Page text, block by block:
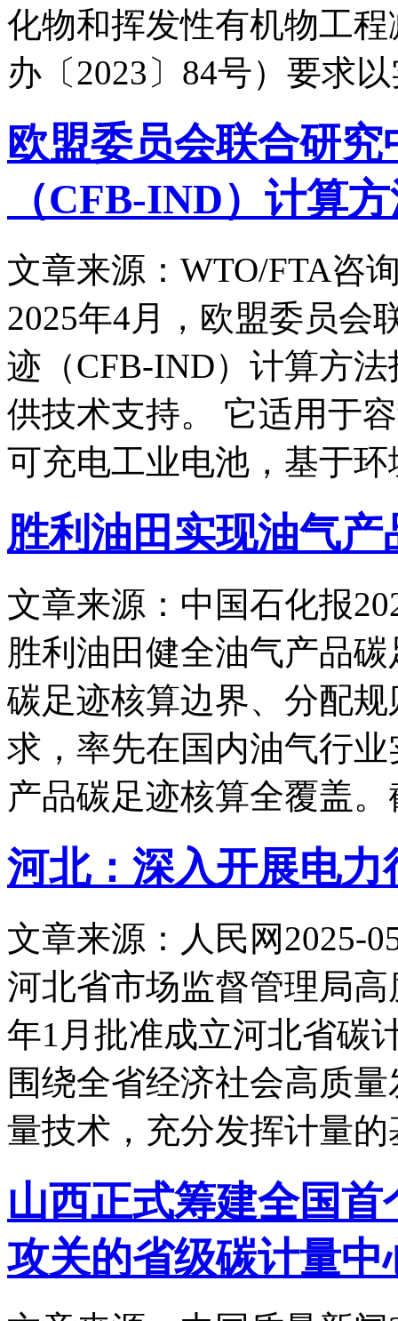
化物和挥发性有机物工
办〔2023〕84号）要求
欧盟委员会联合研
（CFB-IND）计算
文章来源：WTO/FTA咨
2025年4月，欧盟委员会
迹（CFB-IND）计算方
供技术支持。 它适用于
可充电工业电池，基于
胜利油田实现油气
文章来源：中国石化报
胜利油田健全油气产品
碳足迹核算边界、分配
求，率先在国内油气行
产品碳足迹核算全覆盖。
河北：深入开展电
文章来源：人民网2025-
河北省市场监督管理局
年1月批准成立河北省碳
围绕全省经济社会高质
量技术，充分发挥计量的
山西正式筹建全国
攻关的省级碳计量中